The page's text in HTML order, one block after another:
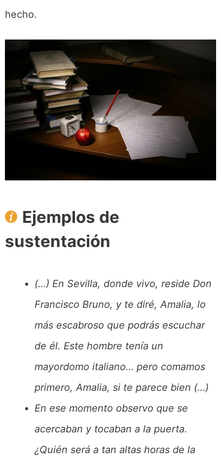
hecho.
Ejemplos de
sustentación
(…) En Sevilla, donde vivo, reside Don
Francisco Bruno, y te diré, Amalia, lo
más escabroso que podrás escuchar
de él. Este hombre tenía un
mayordomo italiano… pero comamos
primero, Amalia, si te parece bien (…)
En ese momento observo que se
acercaban y tocaban a la puerta.
¿Quién será a tan altas horas de la